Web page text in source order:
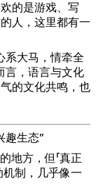
的是游戏、写
人，这里都有一
系大马，情牵全
言，语言与文化
的文化共鸣，也
趣生态”
地方，但「真正
机制，几乎像一